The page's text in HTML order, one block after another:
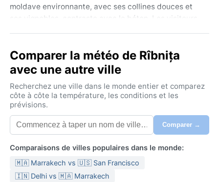
moldave environnante, avec ses collines douces et
ses vignobles, contraste avec le béton. Les visiteurs
modeste, respire une authenticité loin des circuits
touristiques.
Le climat y est continental humide à été chaud
(Köppen Dfb). Les étés sont agréablement chauds,
avec des températures moyennes autour de 22 °C,
ponctuées d’orages parfois violents. Les hivers, en
revanche, sont rigoureux : les températures
le sol plusieurs semaines. L’humidité reste modérée,
mais les précipitations sont réparties sur l’année,
avec un pic en juin et juillet. Pour s’habiller, il faut
Comparer la météo de Rîbnița
avec une autre ville
Recherchez une ville dans le monde entier et comparez
côte à côte la température, les conditions et les
prévisions.
Comparer →
Comparaisons de villes populaires dans le monde:
🇲🇦 Marrakech vs 🇺🇸 San Francisco
🇮🇳 Delhi vs 🇲🇦 Marrakech